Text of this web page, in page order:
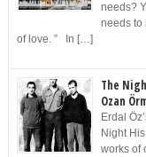
needs?
needs to
of love. ” In […]
The
Ozan
Erdal
Night
works of